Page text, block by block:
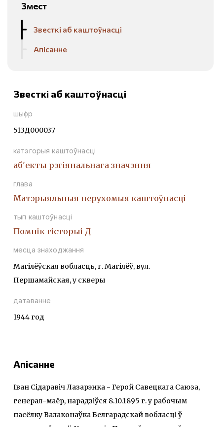
Змест
Звесткі аб каштоўнасці
Апісанне
Звесткі аб каштоўнасці
шыфр
513Д000037
катэгорыя каштоўнасці
аб'екты рэгіянальнага значэння
глава
Матэрыяльныя нерухомыя каштоўнасці
тып каштоўнасці
Помнiк гiсторыi Д
месца знаходжання
Магілёўская вобласць, г. Магілёў, вул.
Першамайская, у скверы
датаванне
1944 год
Апісанне
Іван Сідаравіч Лазарэнка - Герой Савецкага Саюза,
генерал-маёр, нарадзіўся 8.10.1895 г. у рабочым
пасёлку Валаконаўка Белгарадскай вобласці ў